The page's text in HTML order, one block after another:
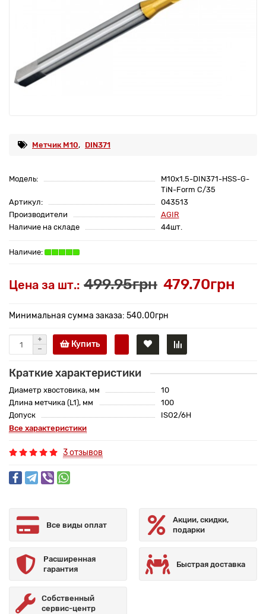
Метчик М10, DIN371
Модель:
M10x1.5-DIN371-HSS-G-
TiN-Form C/35
Артикул:
043513
Производители
AGIR
Наличие на складе
44шт.
Цена за шт.: 499.95грн 479.70грн
Минимальная сумма заказа: 540.00грн
Купить
Краткие характеристики
Диаметр хвостовика, мм
10
Длина метчика (L1), мм
100
Допуск
ISO2/6H
Все характеристики
3 отзывов
Все виды оплат
Акции, скидки,
подарки
Расширенная
гарантия
Быстрая доставка
Собственный
сервис-центр